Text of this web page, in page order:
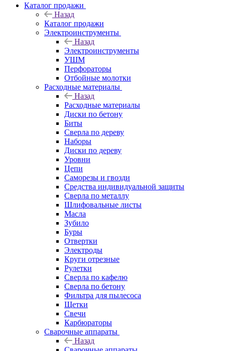
Каталог продажи
Назад
Каталог продажи
Электроинструменты
Назад
Электроинструменты
УШМ
Перфораторы
Отбойные молотки
Расходные материалы
Назад
Расходные материалы
Диски по бетону
Биты
Сверла по дереву
Наборы
Диски по дереву
Уровни
Цепи
Саморезы и гвозди
Средства индивидуальной защиты
Сверла по металлу
Шлифовальные листы
Масла
Зубило
Буры
Отвертки
Электроды
Круги отрезные
Рулетки
Сверла по кафелю
Сверла по бетону
Фильтра для пылесоса
Щетки
Свечи
Карбюраторы
Сварочные аппараты
Назад